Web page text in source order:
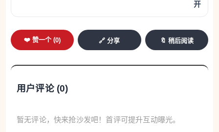
开
❤️ 赞一个 (0) 🔗 分享 🔖 稍后阅读
用户评论 (0)
暂无评论，快来抢沙发吧！首评可提升互动曝光。